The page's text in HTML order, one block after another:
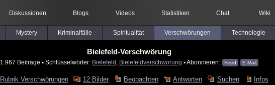
Diskussionen Blogs Videos Statistiken Chat Wiki
Mystery Kriminalfälle Spiritualität Verschwörungen Technologie
Bielefeld-Verschwörung
1.967 Beiträge ▪ Schlüsselwörter: Bielefeld Bielefeldverschwörung ▪ Abonnieren: Feed E-Mail
Rubrik Verschwörungen 12 Bilder Beobachten Antworten Suchen Infos